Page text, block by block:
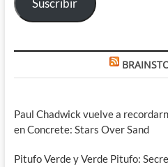
Suscribir
Paul Chadwick vuelve a
en Concrete: Stars Over Sand
Pitufo Verde y Verde Pitufo: